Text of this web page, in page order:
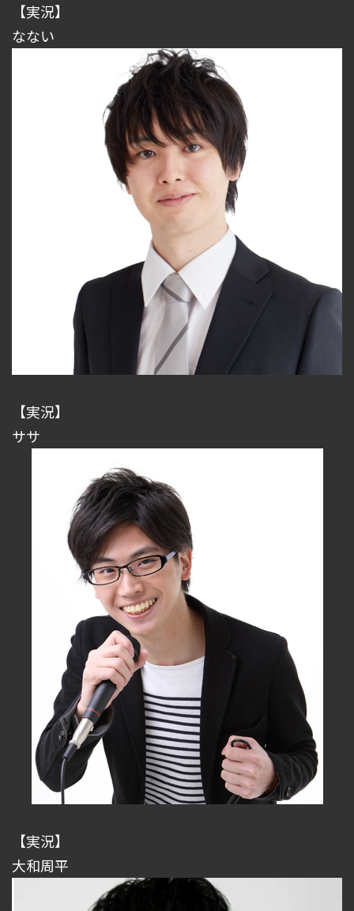
【実況】
なない
【実況】
ササ
【実況】
大和周平